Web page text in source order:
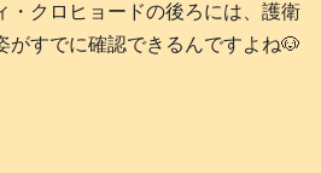
・クロヒョードの後ろには、護衛
がすでに確認できるんですよね🐶